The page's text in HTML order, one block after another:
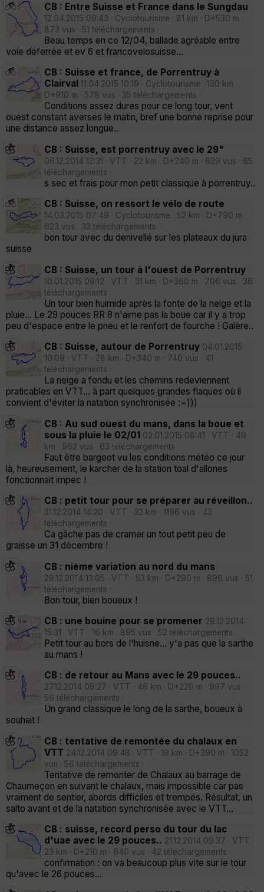
CB : Entre Suisse et France dans le Sungdau
12.04.2015 09:43 · Cyclotourisme · 81 km · D+530 m ·
873 vus · 51 téléchargements ·
Beau temps en ce 12/04, ballade agréable entre
voie déferrée et ev 6 et francovelosuisse...
CB : Suisse et france, de Porrentruy à
Clairval 11.04.2015 10:19 · Cyclotourisme · 130 km ·
D+910 m · 578 vus · 35 téléchargements ·
Conditions assez dures pour ce long tour, vent
ouest constant averses le matin, bref une bonne reprise pour
une distance assez longue..
CB : Suisse, est porrentruy avec le 29"
06.12.2014 12:31 · VTT · 22 km · D+240 m · 629 vus · 65
téléchargements ·
s sec et frais pour mon petit classique à porrentruy..
CB : Suisse, on ressort le vélo de route
14.03.2015 07:49 · Cyclotourisme · 52 km · D+790 m ·
623 vus · 33 téléchargements ·
bon tour avec du denivellé sur les plateaux du jura
suisse
CB : Suisse, un tour à l'ouest de Porrentruy
10.01.2015 09:12 · VTT · 31 km · D+360 m · 706 vus · 36
téléchargements ·
Un tour bien huimide après la fonte de la neige et la
pluie... Le 29 pouces RR 8 n'aime pas la boue car il y a trop
peu d'espace entre le pneu et le renfort de fourche ! Galère..
CB : Suisse, autour de Porrentruy 04.01.2015
10:09 · VTT · 28 km · D+340 m · 740 vus · 41
téléchargements ·
La neige a fondu et les chemins redeviennent
praticables en VTT... à part quelques grandes flaques où il
convient d'éviter la natation synchronisée :=)))
CB : Au sud ouest du mans, dans la boue et
sous la pluie le 02/01 02.01.2015 08:41 · VTT · 49
km · 962 vus · 63 téléchargements ·
Faut être bargeot vu les conditions météo ce jour
là, heureusement, le karcher de la station toal d'allones
fonctionnait impec !
CB : petit tour pour se préparer au réveillon..
31.12.2014 14:20 · VTT · 32 km · 1196 vus · 43
téléchargements ·
Ca gâche pas de cramer un tout petit peu de
graisse un 31 décembre !
CB : nième variation au nord du mans
29.12.2014 13:05 · VTT · 53 km · D+290 m · 896 vus · 51
téléchargements ·
Bon tour, bien boueux !
CB : une bouine pour se promener 28.12.2014
15:31 · VTT · 16 km · 895 vus · 52 téléchargements ·
Petit tour au bors de l'huisne... y'a pas que la sarthe
au mans !
CB : de retour au Mans avec le 29 pouces..
27.12.2014 09:27 · VTT · 46 km · D+220 m · 997 vus ·
56 téléchargements ·
Un grand classique le long de la sarthe, boueux à
souhait !
CB : tentative de remontée du chalaux en
VTT 24.12.2014 09:48 · VTT · 19 km · D+390 m · 1052
vus · 56 téléchargements ·
Tentative de remonter de Chalaux au barrage de
Chaumeçon en suivant le chalaux, mais impossible car pas
vraiment de sentier, abords difficiles et trempés. Résultat, un
salto avant et de la natation synchronisée avec le VTT...
CB : suisse, record perso du tour du lac
d'uae avec le 29 pouces.. 21.12.2014 09:37 · VTT ·
23 km · D+210 m · 640 vus · 42 téléchargements ·
confirmation : on va beaucoup plus vite sur le tour
qu'avec le 26 pouces...